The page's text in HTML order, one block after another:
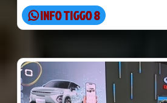
INFO TIGGO 8